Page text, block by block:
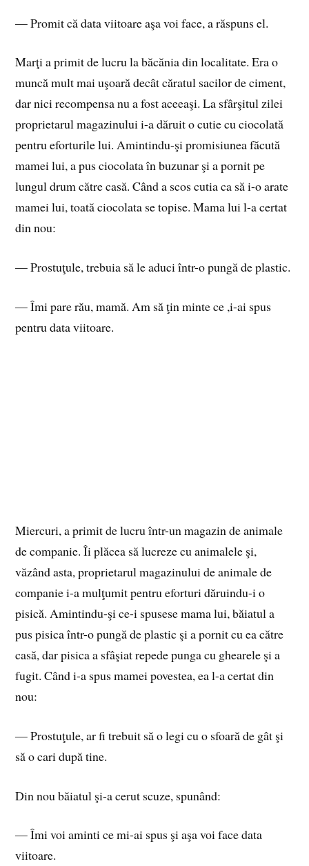
— Promit că data viitoare aşa voi face, a răspuns el.
Marţi a primit de lucru la băcănia din localitate. Era o
muncă mult mai uşoară decât căratul sacilor de ciment,
dar nici recompensa nu a fost aceeaşi. La sfârşitul zilei
proprietarul magazinului i-a dăruit o cutie cu ciocolată
pentru eforturile lui. Amintindu-şi promisiunea făcută
mamei lui, a pus ciocolata în buzunar şi a pornit pe
lungul drum către casă. Când a scos cutia ca să i-o arate
mamei lui, toată ciocolata se topise. Mama lui l-a certat
din nou:
— Prostuţule, trebuia să le aduci într-o pungă de plastic.
— Îmi pare rău, mamă. Am să ţin minte ce ,i-ai spus
pentru data viitoare.
Miercuri, a primit de lucru într-un magazin de animale
de companie. Îi plăcea să lucreze cu animalele şi,
văzând asta, proprietarul magazinului de animale de
companie i-a mulţumit pentru eforturi dăruindu-i o
pisică. Amintindu-şi ce-i spusese mama lui, băiatul a
pus pisica într-o pungă de plastic şi a pornit cu ea către
casă, dar pisica a sfâşiat repede punga cu ghearele şi a
fugit. Când i-a spus mamei povestea, ea l-a certat din
nou:
— Prostuţule, ar fi trebuit să o legi cu o sfoară de gât şi
să o cari după tine.
Din nou băiatul şi-a cerut scuze, spunând:
— Îmi voi aminti ce mi-ai spus şi aşa voi face data
viitoare.